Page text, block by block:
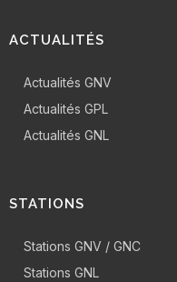
ACTUALITÉS
Actualités GNV
Actualités GPL
Actualités GNL
STATIONS
Stations GNV / GNC
Stations GNL